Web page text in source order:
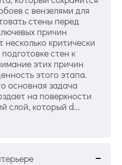
с вензелями для
стены перед
причин
несколько критически
стен к
этих причин
этого этапа.
основная задача
на поверхности
слой, который d...